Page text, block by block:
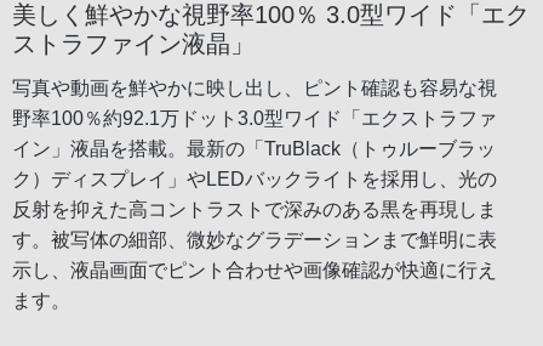
美しく鮮やかな視野率100％ 3.0型ワイド「エク
ストラファイン液晶」
写真や動画を鮮やかに映し出し、ピント確認も容易な視
野率100％約92.1万ドット3.0型ワイド「エクストラファ
イン」液晶を搭載。最新の「TruBlack（トゥルーブラッ
ク）ディスプレイ」やLEDバックライトを採用し、光の
反射を抑えた高コントラストで深みのある黒を再現しま
す。被写体の細部、微妙なグラデーションまで鮮明に表
示し、液晶画面でピント合わせや画像確認が快適に行え
ます。